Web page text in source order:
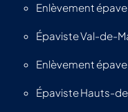
Enlèvement épave
Épaviste Val-de-
Enlèvement
Épaviste Hauts-